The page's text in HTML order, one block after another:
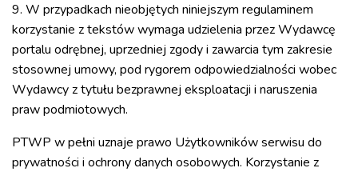
9. W przypadkach nieobjętych niniejszym regulaminem
korzystanie z tekstów wymaga udzielenia przez Wydawcę
portalu odrębnej, uprzedniej zgody i zawarcia tym zakresie
stosownej umowy, pod rygorem odpowiedzialności wobec
Wydawcy z tytułu bezprawnej eksploatacji i naruszenia
praw podmiotowych.
PTWP w pełni uznaje prawo Użytkowników serwisu do
prywatności i ochrony danych osobowych. Korzystanie z